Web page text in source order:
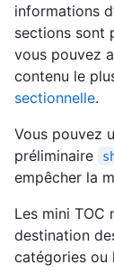
informations
sections sont
vous pouvez
contenu le
sectionnelle.
Vous pouvez
préliminaire
empêcher la
Les mini TOC
destination
catégories ou